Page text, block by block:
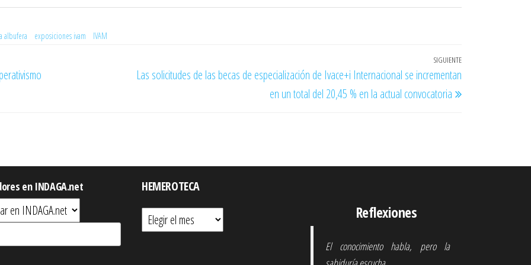
albufera exposiciones ivam IVAM
Entrada
SIGUIENTE
Las solicitudes de las becas de especialización de Ivace+i Internacional se incrementan
en un total del 20,45 % en la actual convocatoria
en INDAGA.net
HEMEROTECA
Hemeroteca
Reflexiones
El conocimiento habla, pero la